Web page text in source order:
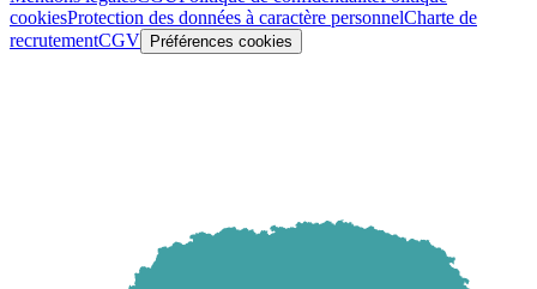
cookiesProtection des données à caractère personnelCharte de
recrutementCGV Préférences cookies